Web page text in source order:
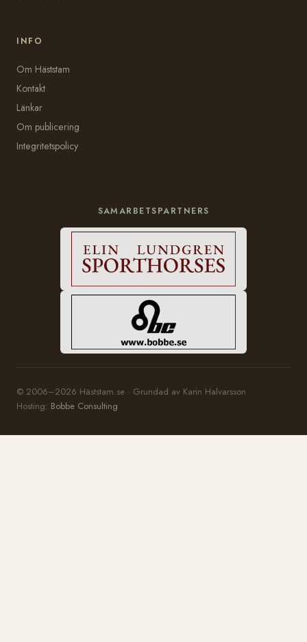
INFO
Om Häststam
Kontakt
Länkar
Om publicering
Integritetspolicy
SAMARBETSPARTNERS
© 2006–2026 Häststam.se · Grundad av Karin Halvarsson
Hosting: Bobbe Consulting